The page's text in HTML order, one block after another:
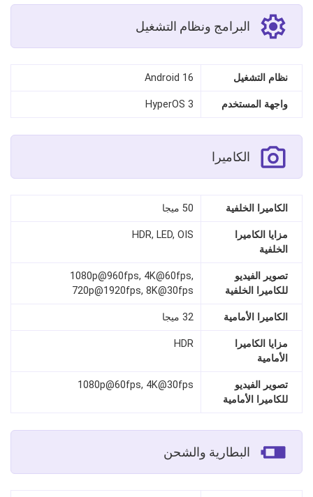
البرامج ونظام التشغيل
نظام التشغيل Android 16
واجهة المستخدم HyperOS 3
الكاميرا
الكاميرا الخلفية 50 ميجا
مزايا الكاميرا
الخلفية
HDR, LED, OIS
تصوير الفيديو
للكاميرا الخلفية
1080p@960fps, 4K@60fps,
720p@1920fps, 8K@30fps
الكاميرا الأمامية 32 ميجا
مزايا الكاميرا
الأمامية
HDR
تصوير الفيديو
للكاميرا الأمامية
1080p@60fps, 4K@30fps
البطارية والشحن